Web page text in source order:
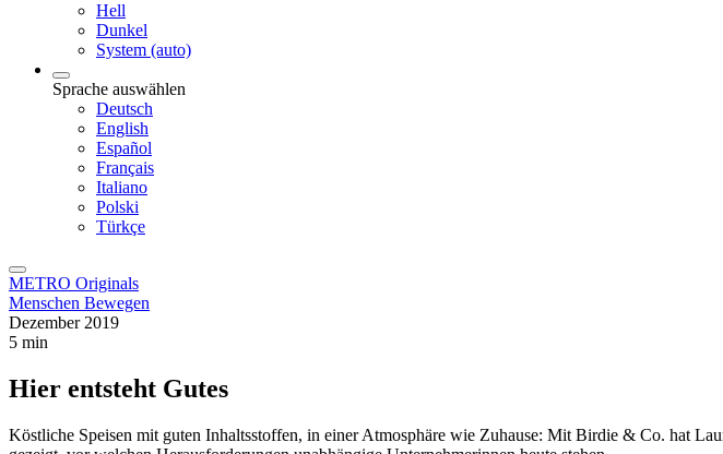
Hell
Dunkel
System (auto)
Sprache auswählen
Deutsch
English
Español
Français
Italiano
Polski
Türkçe
METRO Originals
Menschen Bewegen
Dezember 2019
5 min
Hier entsteht Gutes
Köstliche Speisen mit guten Inhaltsstoffen, in einer Atmosphäre wie Zuhause: Mit Birdie & Co. hat